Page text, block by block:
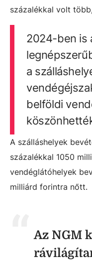
százalékkal volt
2024-ben is
a
belföldi
A szálláshelyek
százalékkal 1050
vendéglátóhelyek
milliárd forintra nőtt.
Az NGM